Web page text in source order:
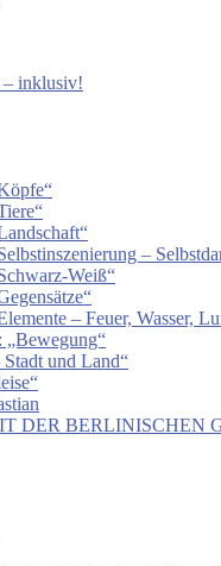
– inklusiv!
–
Weiß“
– Feuer, Wasser,
„Bewegung“
und Land“
DER BERLINISCHEN